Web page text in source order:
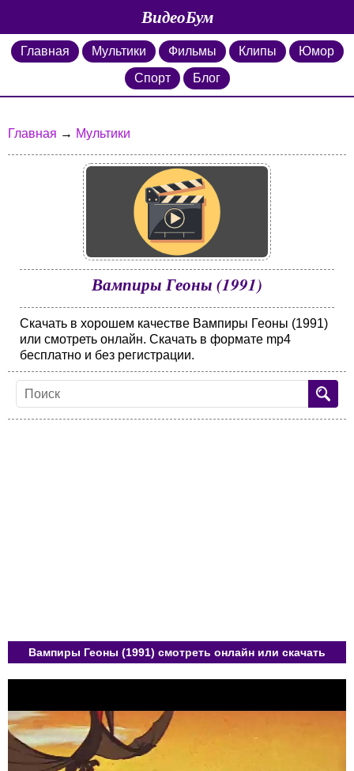
ВидеоБум
Главная Мультики Фильмы Клипы
Юмор
Спорт
Блог
Главная → Мультики
Вампиры Геоны (1991)
Скачать в хорошем качестве Вампиры Геоны (1991)
или смотреть онлайн. Скачать в формате mp4
бесплатно и без регистрации.
Вампиры Геоны (1991) смотреть онлайн или скачать